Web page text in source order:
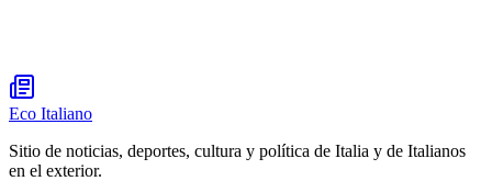
Eco Italiano
Sitio de noticias, deportes, cultura y política de Italia y de Italianos
en el exterior.